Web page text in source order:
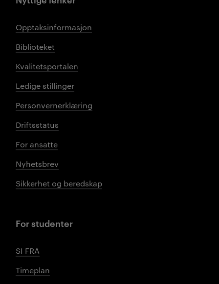
Opptaksinformasjon
Biblioteket
Kvalitetsportalen
Ledige stillinger
Personvernerklæring
Driftsstatus
For ansatte
Nyhetsbrev
Sikkerhet og beredskap
For studenter
SI FRA
Timeplan